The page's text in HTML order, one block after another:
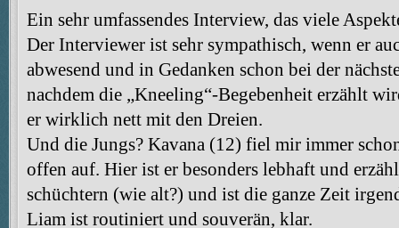
Ein sehr umfassendes Interview, das viele
Der Interviewer ist sehr sympathisch, wenn er
abwesend und in Gedanken schon bei der
nachdem die „Kneeling“-Begebenheit erzählt
er wirklich nett mit den Dreien.
Und die Jungs? Kavana (12) fiel mir immer
offen auf. Hier ist er besonders lebhaft und
schüchtern (wie alt?) und ist die ganze Zeit
Liam ist routiniert und souverän, klar.